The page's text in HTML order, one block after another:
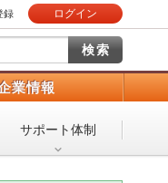
録 ログイン
業情報
サポート体制